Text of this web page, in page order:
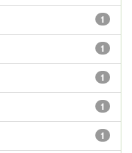
1
1
1
1
1